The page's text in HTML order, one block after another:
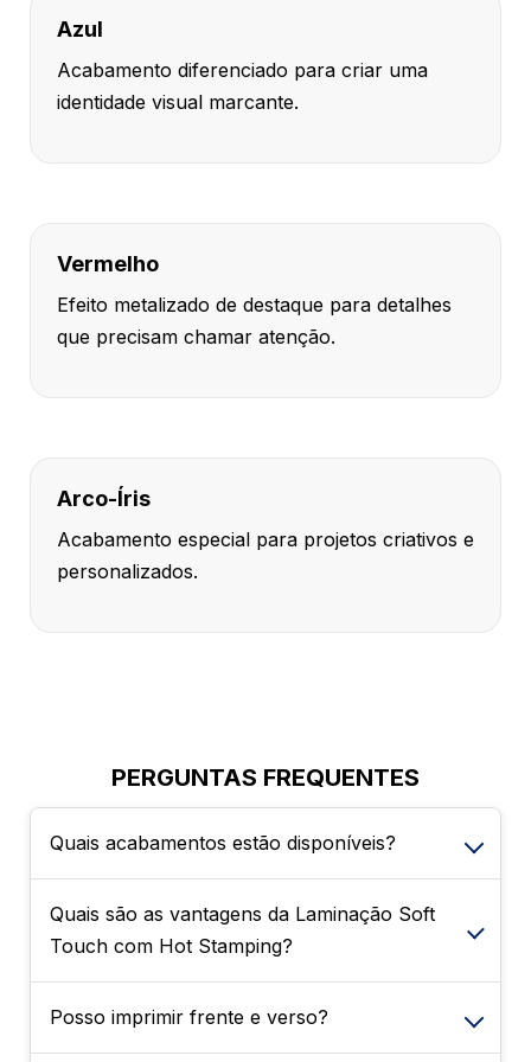
Azul
Acabamento diferenciado para criar uma
identidade visual marcante.
Vermelho
Efeito metalizado de destaque para detalhes
que precisam chamar atenção.
Arco-Íris
Acabamento especial para projetos criativos e
personalizados.
PERGUNTAS FREQUENTES
Quais acabamentos estão disponíveis?
É possível escolher entre Sem
Enobrecimento, Verniz Localizado na frente e
Laminação Soft Touch com Hot Stamping.
Esses acabamentos agregam sofisticação e
ajudam a destacar elementos importantes da
Quais são as vantagens da Laminação Soft
Touch com Hot Stamping?
Essa combinação oferece um toque
aveludado, maior proteção ao material e
Posso imprimir frente e verso?